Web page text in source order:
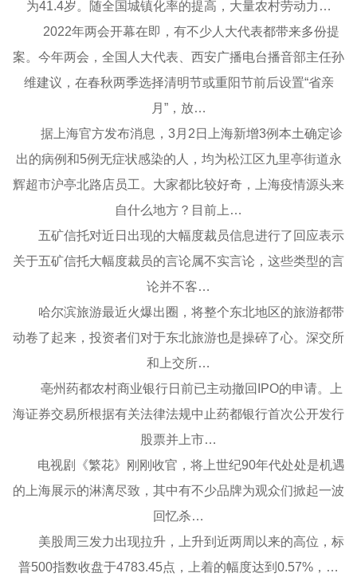
为41.4岁。随全国城镇化率的提高，大量农村劳动力…
2022年两会开幕在即，有不少人大代表都带来多份提
案。今年两会，全国人大代表、西安广播电台播音部主任孙
维建议，在春秋两季选择清明节或重阳节前后设置“省亲
月”，放…
据上海官方发布消息，3月2日上海新增3例本土确定诊
出的病例和5例无症状感染的人，均为松江区九里亭街道永
辉超市沪亭北路店员工。大家都比较好奇，上海疫情源头来
自什么地方？目前上…
五矿信托对近日出现的大幅度裁员信息进行了回应表示
关于五矿信托大幅度裁员的言论属不实言论，这些类型的言
论并不客…
哈尔滨旅游最近火爆出圈，将整个东北地区的旅游都带
动卷了起来，投资者们对于东北旅游也是操碎了心。深交所
和上交所…
亳州药都农村商业银行日前已主动撤回IPO的申请。上
海证券交易所根据有关法律法规中止药都银行首次公开发行
股票并上市…
电视剧《繁花》刚刚收官，将上世纪90年代处处是机遇
的上海展示的淋漓尽致，其中有不少品牌为观众们掀起一波
回忆杀…
美股周三发力出现拉升，上升到近两周以来的高位，标
普500指数收盘于4783.45点，上着的幅度达到0.57%，…